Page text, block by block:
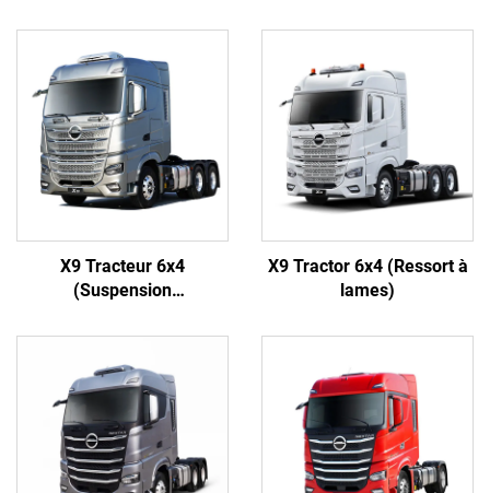
X9 Tracteur 6x4
(Suspension
X9 Tractor 6x4 (Ressort à
lames)